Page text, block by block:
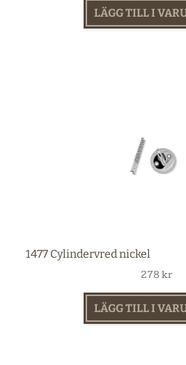
LÄGG TILL I
1477 Cylindervred nickel
278 kr
LÄGG TILL I